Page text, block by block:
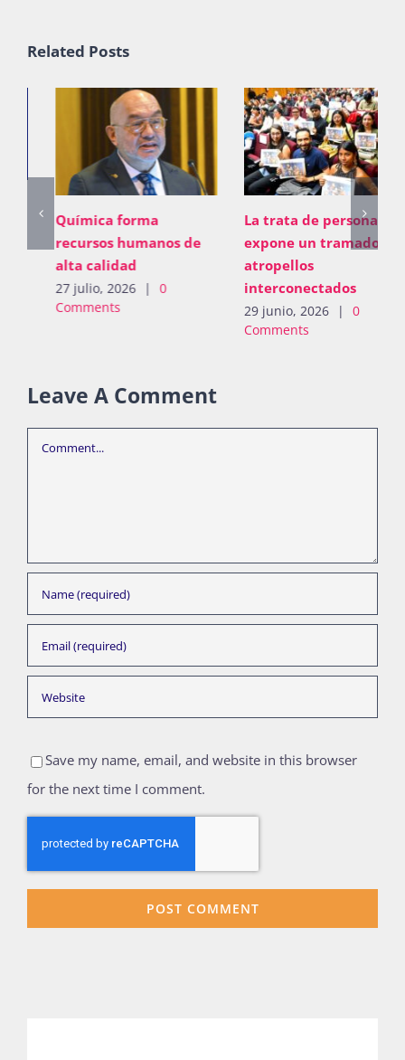
Related Posts
Química forma
recursos humanos de
alta calidad
27 julio, 2026 | 0
Comments
La trata de personas
expone un tramado de
atropellos
interconectados
29 junio, 2026 | 0
Comments
Leave A Comment
Comment
Save my name, email, and website in this browser
for the next time I comment.